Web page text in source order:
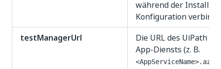
während der
Konfiguration
testManagerUrl
Die URL des UiPath
App-Diensts (z. B.